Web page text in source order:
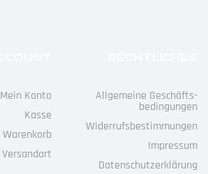
Allgemeine Geschäfts­
Bedingungen
Widerrufs­bestimmungen
Impressum
Datenschutz­erklärung
Mein Konto
Kasse
Warenkorb
Versandart